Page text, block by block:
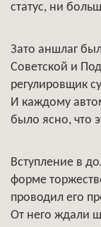
статус, ни
Зато аншлаг
Советской и
регулировщик
И каждому
было ясно, что
Вступление в
форме
проводил его
От него ждали